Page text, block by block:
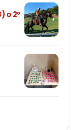
o 2º